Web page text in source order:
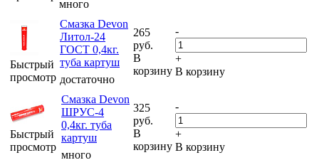
много
Быстрый
просмотр
Смазка Devon
Литол-24
ГОСТ 0,4кг.
туба картуш
достаточно
265
руб.
В
корзину
-
+
В корзину
Быстрый
просмотр
Смазка Devon
ШРУС-4
0,4кг. туба
картуш
много
325
руб.
В
корзину
-
+
В корзину